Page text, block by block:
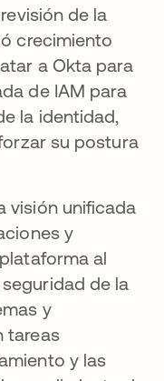
de la
crecimiento
a Okta para
de IAM para
la identidad,
su postura
visión unificada
y
al
de la
y
tareas
y las